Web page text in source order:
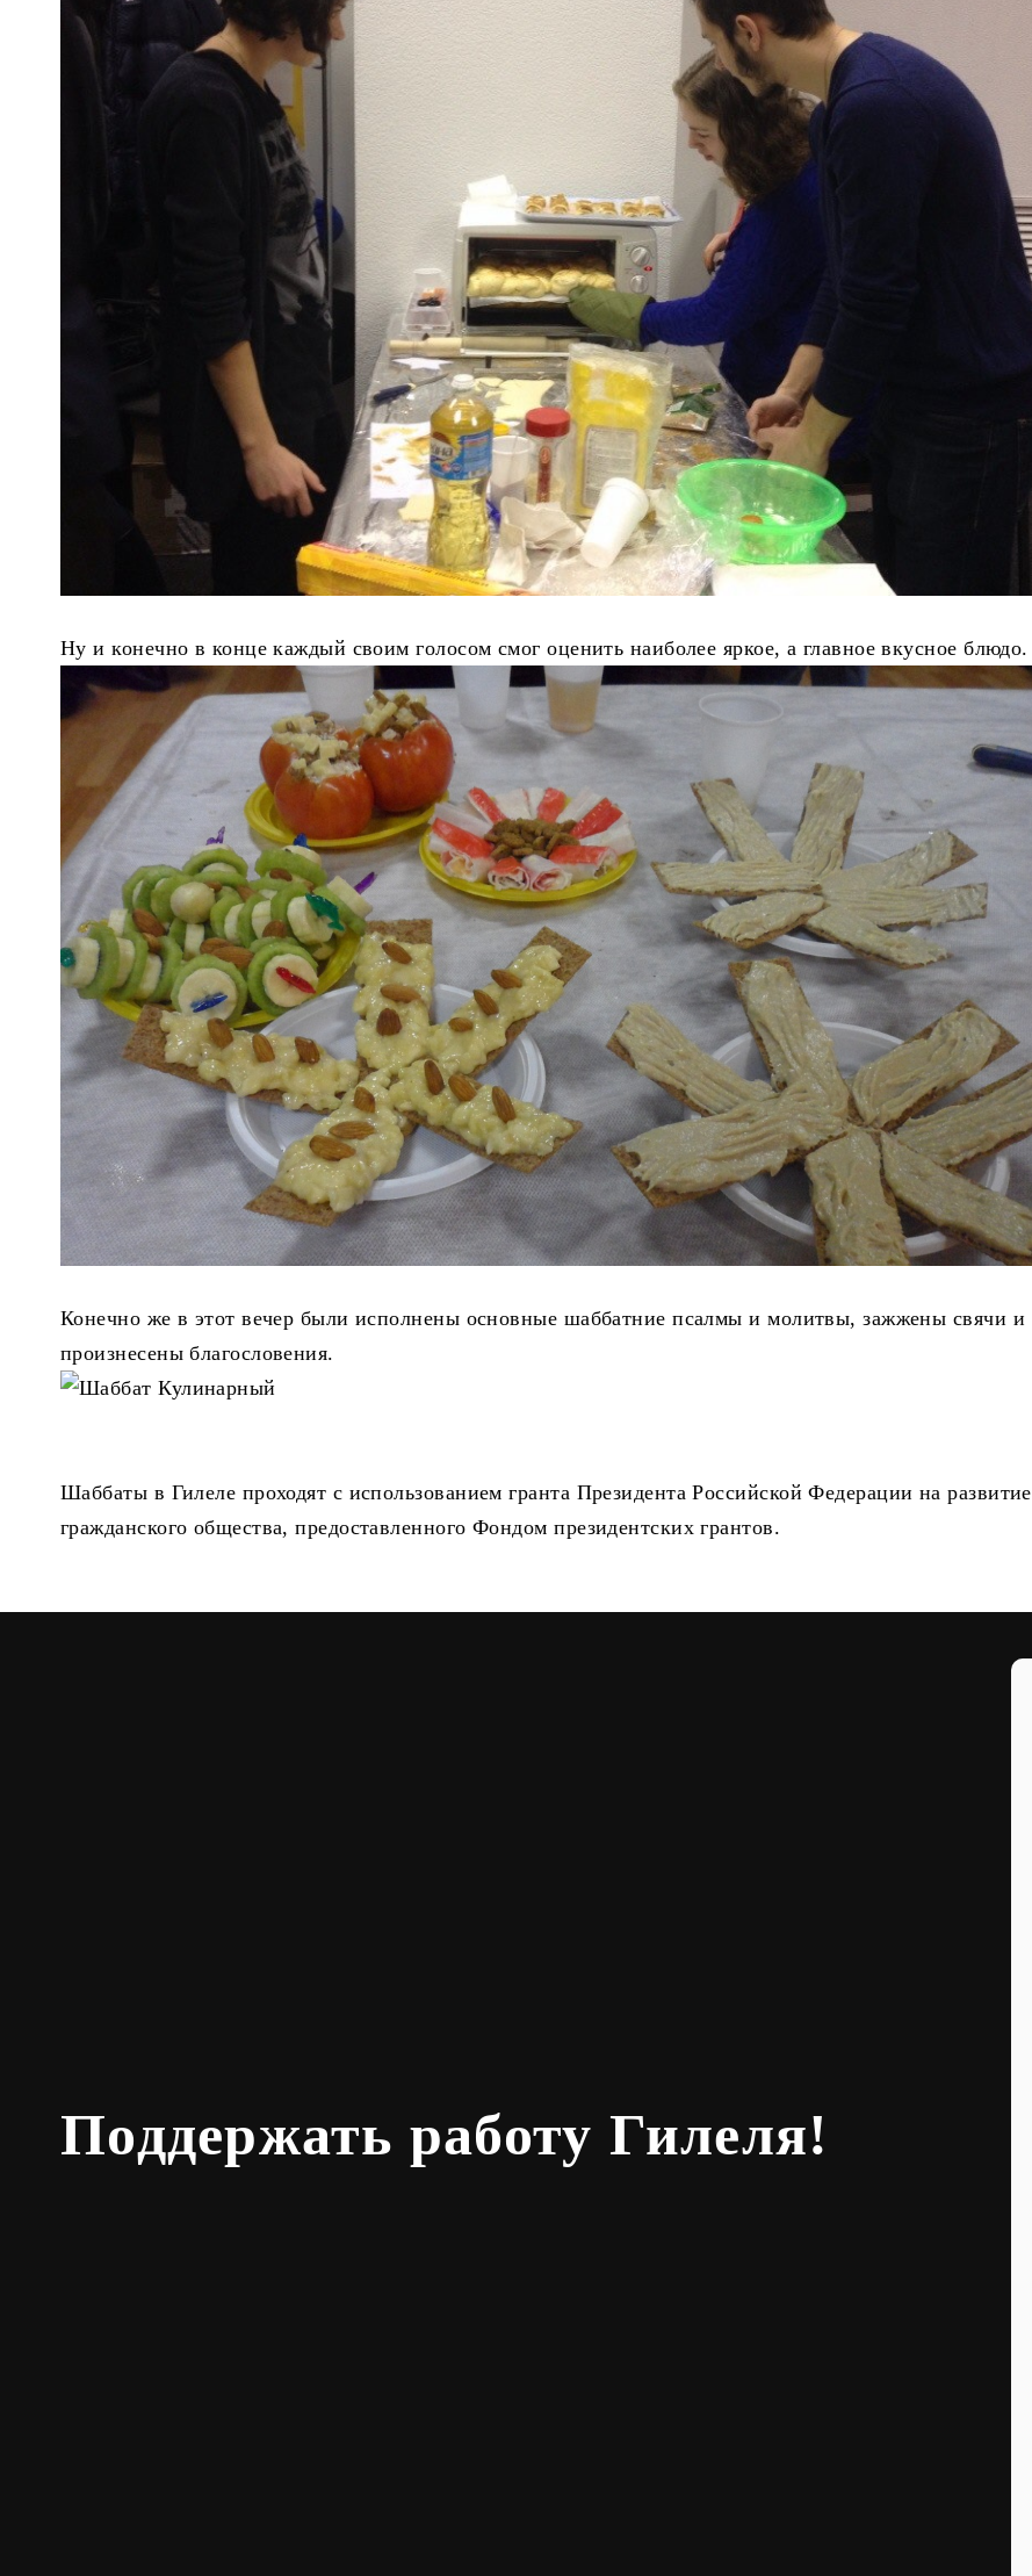
Ну и конечно в конце каждый своим голосом смог оценить наиболее яркое, а главное вкусное блюдо.
Конечно же в этот вечер были исполнены основные шаббатние псалмы и молитвы, зажжены свячи и
произнесены благословения.
Шаббаты в Гилеле проходят с использованием гранта Президента Российской Федерации на развитие
гражданского общества, предоставленного Фондом президентских грантов.
Поддержать работу Гилеля!